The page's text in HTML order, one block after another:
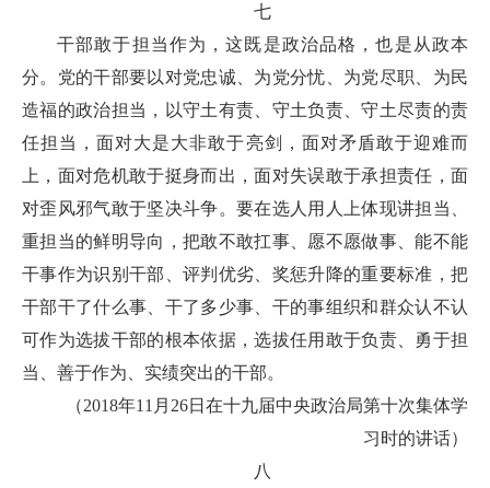
七
干部敢于担当作为，这既是政治品格，也是从政本
分。党的干部要以对党忠诚、为党分忧、为党尽职、为民
造福的政治担当，以守土有责、守土负责、守土尽责的责
任担当，面对大是大非敢于亮剑，面对矛盾敢于迎难而
上，面对危机敢于挺身而出，面对失误敢于承担责任，面
对歪风邪气敢于坚决斗争。要在选人用人上体现讲担当、
重担当的鲜明导向，把敢不敢扛事、愿不愿做事、能不能
干事作为识别干部、评判优劣、奖惩升降的重要标准，把
干部干了什么事、干了多少事、干的事组织和群众认不认
可作为选拔干部的根本依据，选拔任用敢于负责、勇于担
当、善于作为、实绩突出的干部。
（2018年11月26日在十九届中央政治局第十次集体学
习时的讲话）
八